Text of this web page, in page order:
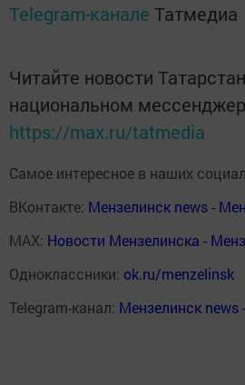
Telegram-канале Татмедиа
Читайте новости
национальном
https://max.ru/tatmedia
Самое интересное в наших
ВКонтакте: Мензелинск news -
MAX: Новости Мензелинска -
Одноклассники: ok.ru/menzelinsk
Telegram-канал: Мензелинск